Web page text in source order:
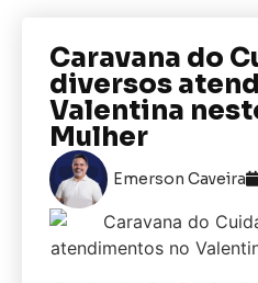
Caravana do
diversos
Valentina
Mulher
Emerson Caveira